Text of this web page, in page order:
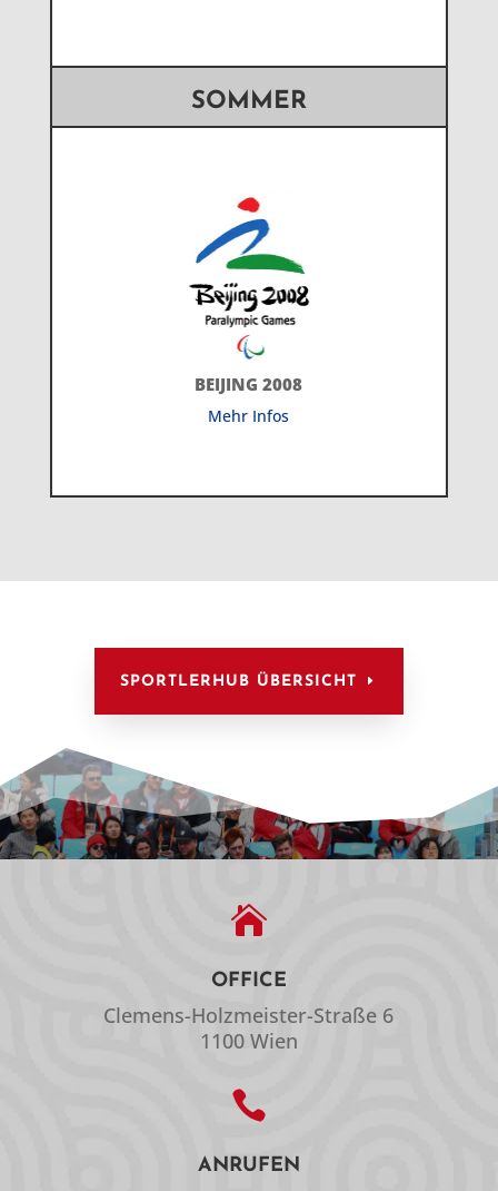
SOMMER
BEIJING 2008
Mehr Infos
SPORTLERHUB ÜBERSICHT

OFFICE
Clemens-Holzmeister-Straße 6
1100 Wien

ANRUFEN